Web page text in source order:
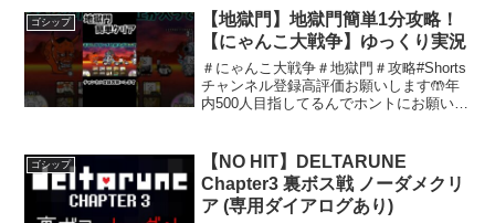
ン川 #最強の魚 #巨大魚 #淡水魚 #自然ド
キュメン...
ゴシップ
【地獄門】地獄門簡単1分攻略！
【にゃんこ大戦争】ゆっくり実況
＃にゃんこ大戦争＃地獄門＃攻略#Shorts
チャンネル登録高評価お願いします🤲年
内500人目指してるんでホントにお願いし
そうしたらこの世の誰か1人が大喜びしま
す猫...
ゴシップ
【NO HIT】DELTARUNE
Chapter3 裏ボス戦 ノーダメクリ
ア (専用ダイアログあり)